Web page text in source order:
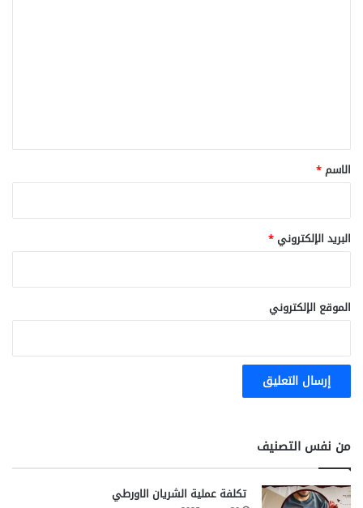
*
الاسم*
البريد الإلكتروني*
الموقع الإلكتروني
من نفس التصنيف
تكلفة عملية الشريان الاورطي